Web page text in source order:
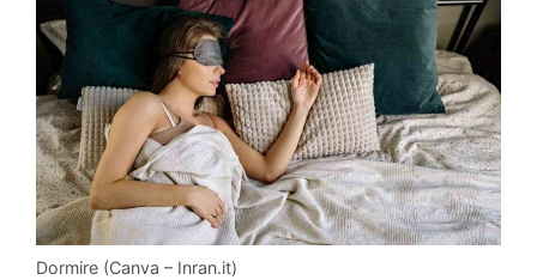
Dormire (Canva – Inran.it)